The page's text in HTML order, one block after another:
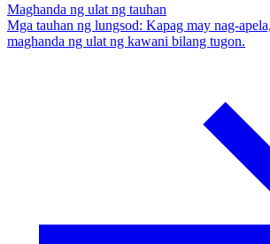
Maghanda ng ulat ng tauhan
Mga tauhan ng lungsod: Kapag may nag-
maghanda ng ulat ng kawani bilang tugon.